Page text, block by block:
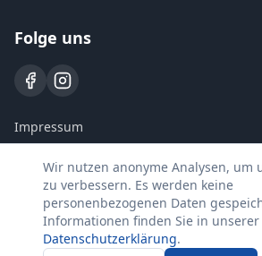
Folge uns
Impressum
2026Tennisfreunde Böbingen e.V. Alle
Wir nutzen anonyme Analysen, um
zu verbessern. Es werden keine
personenbezogenen Daten
Informationen finden Sie in unserer
Datenschutzerklärung.